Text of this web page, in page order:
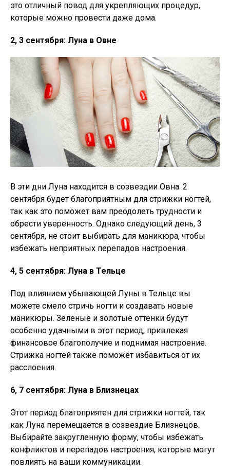
это отличный повод для укрепляющих процедур,
которые можно провести даже дома.
2, 3 сентября: Луна в Овне
В эти дни Луна находится в созвездии Овна. 2
сентября будет благоприятным для стрижки ногтей,
так как это поможет вам преодолеть трудности и
обрести уверенность. Однако следующий день, 3
сентября, не стоит выбирать для маникюра, чтобы
избежать неприятных перепадов настроения.
4, 5 сентября: Луна в Тельце
Под влиянием убывающей Луны в Тельце вы
можете смело стричь ногти и создавать новые
маникюры. Зеленые и золотые оттенки будут
особенно удачными в этот период, привлекая
финансовое благополучие и поднимая настроение.
Стрижка ногтей также поможет избавиться от их
расслоения.
6, 7 сентября: Луна в Близнецах
Этот период благоприятен для стрижки ногтей, так
как Луна перемещается в созвездие Близнецов.
Выбирайте закругленную форму, чтобы избежать
конфликтов и перепадов настроения, которые могут
повлиять на ваши коммуникации.